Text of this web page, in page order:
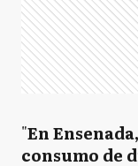
"En
consumo de